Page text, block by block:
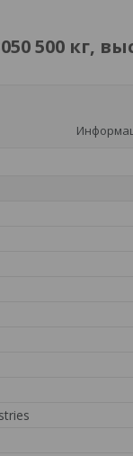
500 кг,